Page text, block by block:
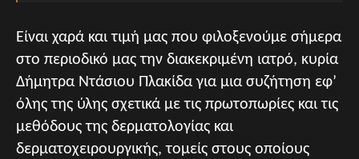
Είναι χαρά και τιμή μας που φιλοξενούμε σήμερα
στο περιοδικό μας την διακεκριμένη ιατρό, κυρία
Δήμητρα Ντάσιου Πλακίδα για μια συζήτηση εφ’
όλης της ύλης σχετικά με τις πρωτοπωρίες και τις
μεθόδους της δερματολογίας και
δερματοχειρουργικής, τομείς στους οποίους